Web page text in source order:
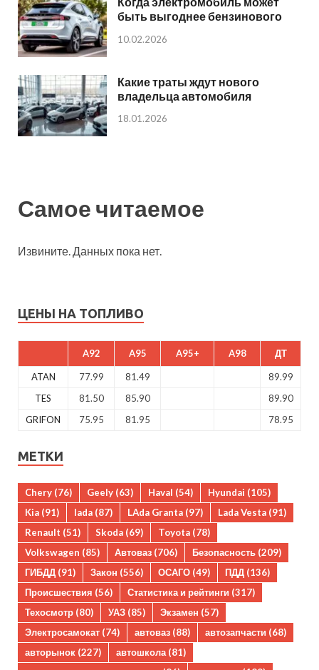
быть выгоднее бензинового
10.02.2026
Какие траты ждут нового
владельца автомобиля
18.01.2026
Самое читаемое
Извините. Данных пока нет.
ЦЕНЫ НА ТОПЛИВО
A92 A95 A95+ A98 ДТ
ATAN 77.99 81.49
89.99
TES
81.50 85.90
89.90
GRIFON
75.95 81.95 78.95
МЕТКИ
Chery (76) Geely (63) Haval (54) Hyundai (105)
Kia (91) lada (87) LAda Granta (97) Lada Vesta (91)
Renault (51) Skoda (69) Toyota (78)
Volkswagen (85) Автоваз (706) Безопасность (209)
ГИБДД (91) Закон (556) ОСАГО (49) ПДД (136)
Происшествия (56) Статистика и рейтинги (317)
Техосмотр (80) УАЗ (85) Экзамен (57)
Электросамокат (74) автоваз (88) автозапчасти (68)
авторынок (227) автошкола(81)